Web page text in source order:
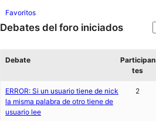
Favoritos
Debates del foro iniciados
Debate
Participan
tes
ERROR: Si un usuario tiene de nick
la misma palabra de otro tiene de
usuario lee
2